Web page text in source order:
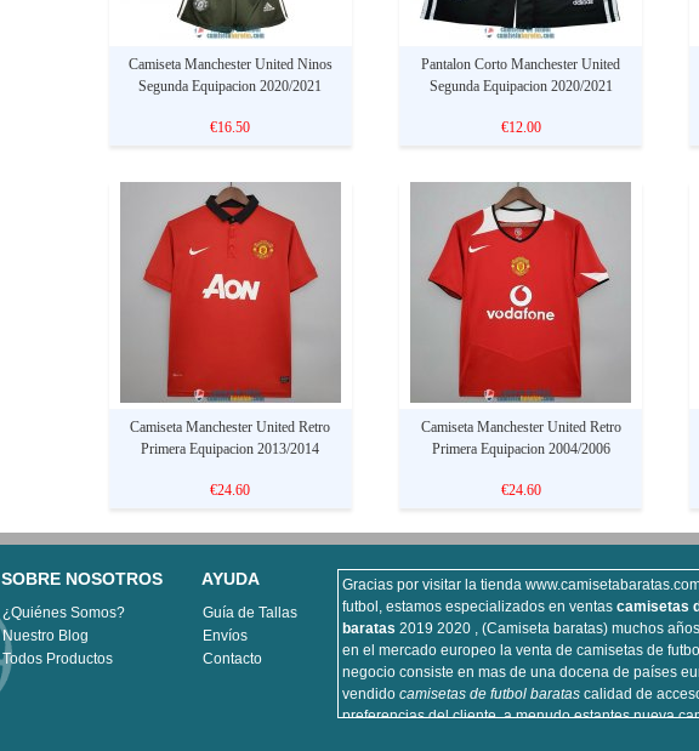
Camiseta Manchester United Ninos
Segunda Equipacion 2020/2021
€16.50
Pantalon Corto Manchester United
Segunda Equipacion 2020/2021
€12.00
Camiseta Manchester United Retro
Primera Equipacion 2013/2014
€24.60
Camiseta Manchester United Retro
Primera Equipacion 2004/2006
€24.60
SOBRE NOSOTROS
¿Quiénes Somos?
Nuestro Blog
Todos Productos
AYUDA
Guía de Tallas
Envíos
Contacto
Gracias por visitar la tienda
futbol, estamos especializados en ventas camisetas
baratas 2019 2020 , (Camiseta baratas) muchos
en el mercado europeo la venta de camisetas de
negocio consiste en mas de una docena de países
vendido camisetas de futbol baratas calidad de
preferencias del cliente, a menudo estantes nueva